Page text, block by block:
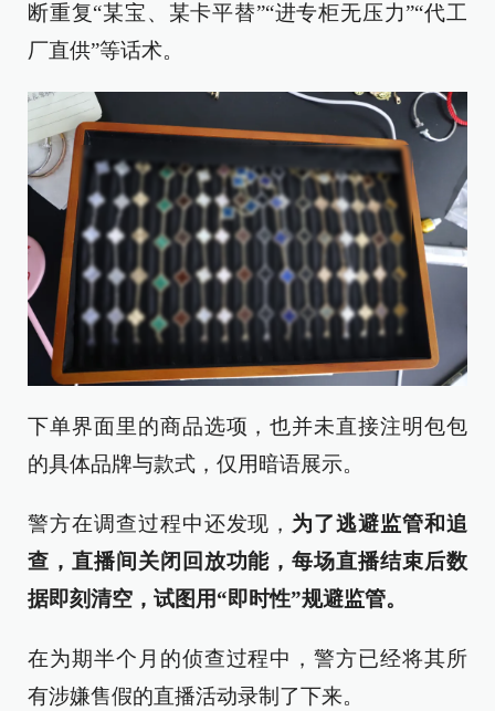
断重复“某宝、某卡平替”“进专柜无压力”“代工
厂直供”等话术。
下单界面里的商品选项，也并未直接注明包包
的具体品牌与款式，仅用暗语展示。
警方在调查过程中还发现， 为了逃避监管和追
查，直播间关闭回放功能，每场直播结束后数
据即刻清空，试图用“即时性”规避监管。
在为期半个月的侦查过程中，警方已经将其所
有涉嫌售假的直播活动录制了下来。